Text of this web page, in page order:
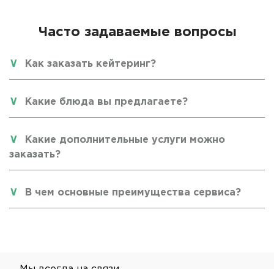
Часто задаваемые вопросы
Как заказать кейтеринг?
Какие блюда вы предлагаете?
Какие дополнительные услуги можно
заказать?
В чем основные преимущества сервиса?